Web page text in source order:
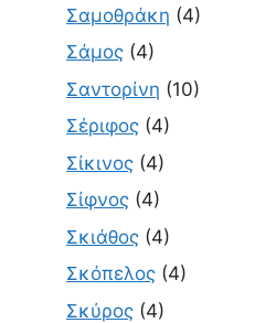
Σαμοθράκη (4)
Σάμος (4)
Σαντορίνη (10)
Σέριφος (4)
Σίκινος (4)
Σίφνος (4)
Σκιάθος (4)
Σκόπελος (4)
Σκύρος (4)